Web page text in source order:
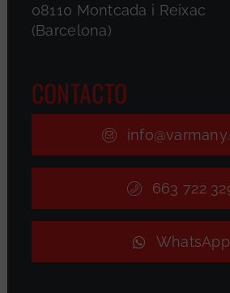
08110 Montcada i Reixac
(Barcelona)
CONTACTO
663 722
WhatsApp